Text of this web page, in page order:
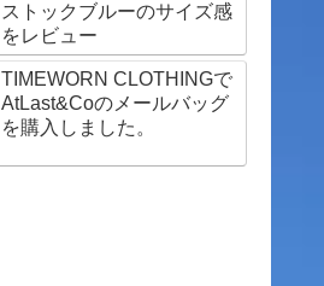
ストックブルーのサイズ感
をレビュー
TIMEWORN CLOTHINGで
AtLast&Coのメールバッグ
を購入しました。